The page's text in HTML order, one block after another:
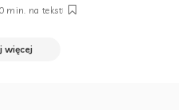
0 min. na tekst
więcej